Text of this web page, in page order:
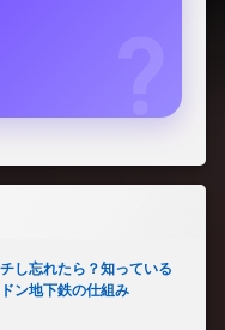
し忘れたら？知っている
ン地下鉄の仕組み